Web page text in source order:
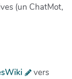
(un ChatMot,
vers